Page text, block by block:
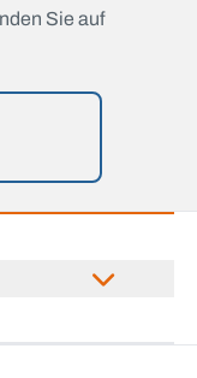
Sie auf